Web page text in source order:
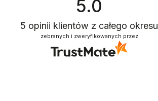
5.0
5 opinii klientów z całego okresu
zebranych i zweryfikowanych przez